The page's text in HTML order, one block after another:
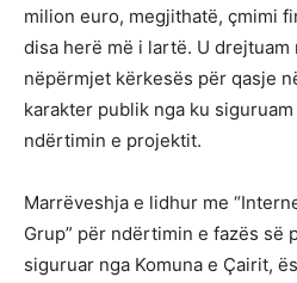
milion euro, megjithatë, çmimi
disa herë më i lartë. U drejtuam
nëpërmjet kërkesës për qasje
karakter publik nga ku
ndërtimin e projektit.
Marrëveshja e lidhur me
Grup” për ndërtimin e fazës së
siguruar nga Komuna e Çairit,